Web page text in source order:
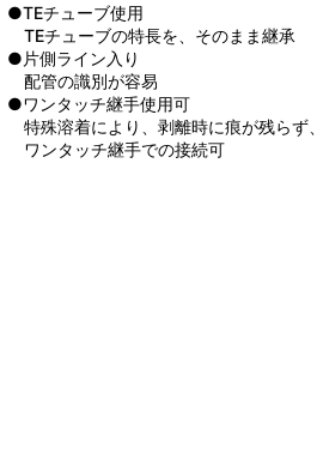
●TEチューブ使用
TEチューブの特長を、そのまま継承
●片側ライン入り
配管の識別が容易
●ワンタッチ継手使用可
特殊溶着により、剥離時に痕が残らず、
ワンタッチ継手での接続可